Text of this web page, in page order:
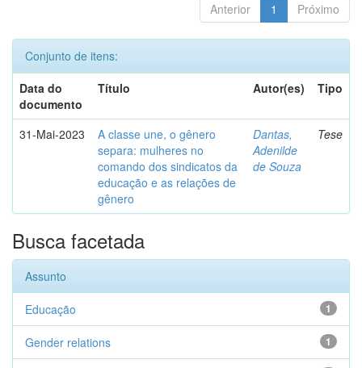
Anterior 1 Próximo
Conjunto de itens:
Data do
documento
Título Autor(es) Tipo
31-Mai-2023
A classe une, o gênero
separa: mulheres no
comando dos sindicatos da
educação e as relações de
gênero
Dantas,
Adenilde
de Souza
Tese
Busca facetada
Assunto
1
Educação
1
Gender relations